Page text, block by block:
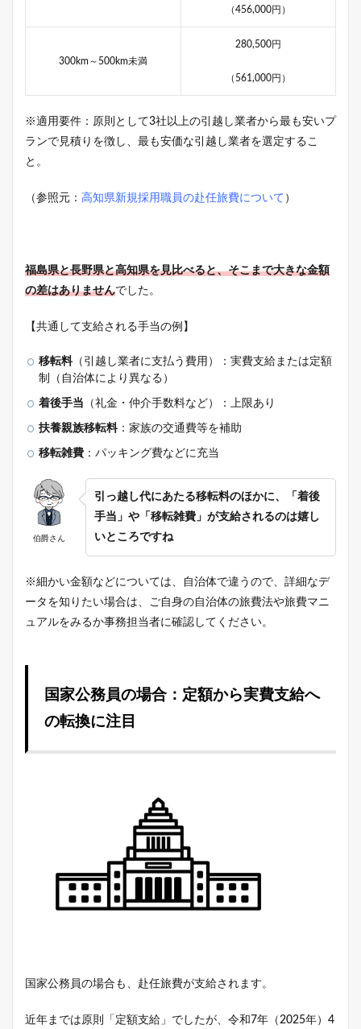
（456,000円）
300km～500km未満
280,500円
（561,000円）
※適用要件：原則として3社以上の引越し業者から最も安いプ
ランで見積りを徴し、最も安価な引越し業者を選定するこ
と。
（参照元： 高知県新規採用職員の赴任旅費について ）
福島県と長野県と高知県を見比べると、そこまで大きな金額
の差はありませんでした。
【共通して支給される手当の例】
移転料（引越し業者に支払う費用）：実費支給または定額
制（自治体により異なる）
着後手当 （礼金・仲介手数料など）：上限あり
扶養親族移転料：家族の交通費等を補助
移転雑費 ：パッキング費などに充当
伯爵さん
引っ越し代にあたる移転料のほかに、「着後
手当」や「移転雑費」が支給されるのは嬉し
いところですね
※細かい金額などについては、自治体で違うので、詳細なデ
ータを知りたい場合は、ご自身の自治体の旅費法や旅費マニ
ュアルをみるか事務担当者に確認してください。
国家公務員の場合：定額から実費支給へ
の転換に注目
国家公務員の場合も、赴任旅費が支給されます。
近年までは原則「定額支給」でしたが、令和7年（2025年）4